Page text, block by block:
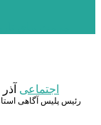
اجتماعی آذر 28, 1398 - دسامبر 19, 2019